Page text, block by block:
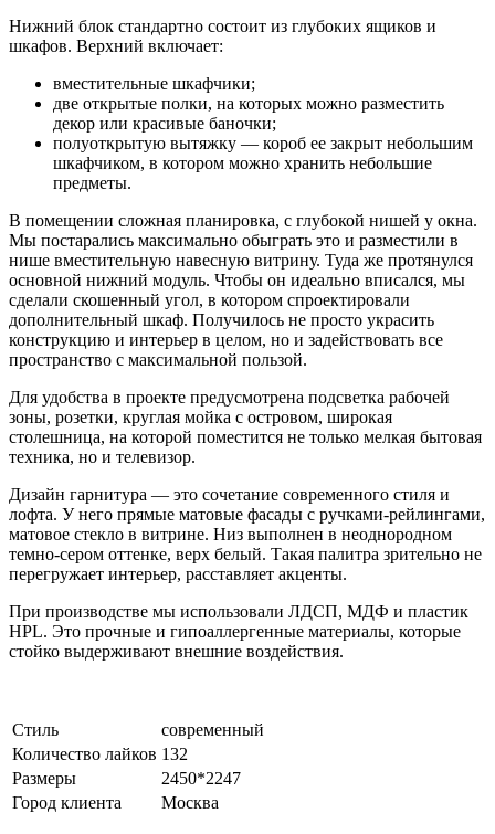
Нижний блок стандартно состоит из глубоких ящиков и
шкафов. Верхний включает:
вместительные шкафчики;
две открытые полки, на которых можно разместить
декор или красивые баночки;
полуоткрытую вытяжку — короб ее закрыт небольшим
шкафчиком, в котором можно хранить небольшие
предметы.
В помещении сложная планировка, с глубокой нишей у окна.
Мы постарались максимально обыграть это и разместили в
нише вместительную навесную витрину. Туда же протянулся
основной нижний модуль. Чтобы он идеально вписался, мы
сделали скошенный угол, в котором спроектировали
дополнительный шкаф. Получилось не просто украсить
конструкцию и интерьер в целом, но и задействовать все
пространство с максимальной пользой.
Для удобства в проекте предусмотрена подсветка рабочей
зоны, розетки, круглая мойка с островом, широкая
столешница, на которой поместится не только мелкая бытовая
техника, но и телевизор.
Дизайн гарнитура — это сочетание современного стиля и
лофта. У него прямые матовые фасады с ручками-рейлингами,
матовое стекло в витрине. Низ выполнен в неоднородном
темно-сером оттенке, верх белый. Такая палитра зрительно не
перегружает интерьер, расставляет акценты.
При производстве мы использовали ЛДСП, МДФ и пластик
HPL. Это прочные и гипоаллергенные материалы, которые
стойко выдерживают внешние воздействия.
Стиль
современный
Количество лайков 132
Размеры
2450*2247
Город клиента
Москва